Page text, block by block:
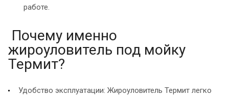
работе.
Почему именно
жироуловитель под мойку
Термит?
Удобство эксплуатации: Жироуловитель Термит легко